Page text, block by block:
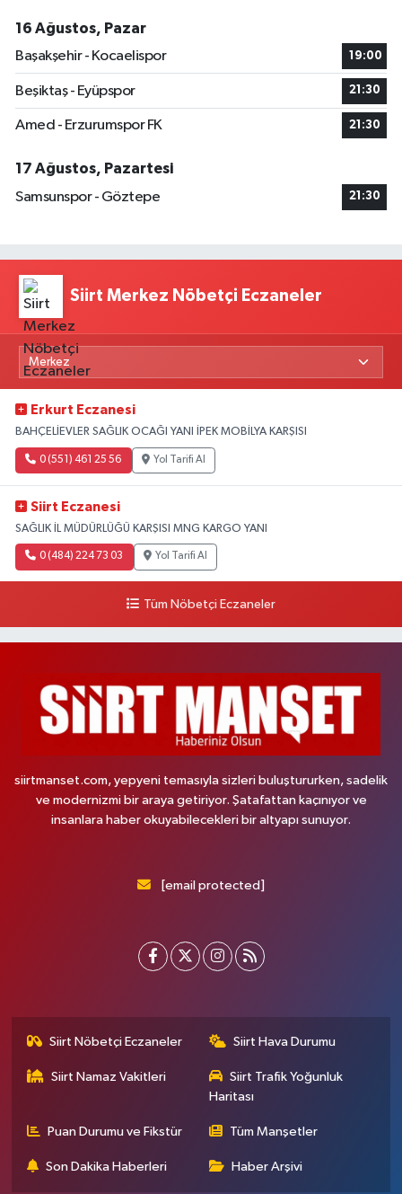
16 Ağustos, Pazar
Başakşehir - Kocaelispor
19:00
Beşiktaş - Eyüpspor 21:30
Amed - Erzurumspor FK 21:30
17 Ağustos, Pazartesi
Samsunspor - Göztepe
21:30
Siirt Merkez Nöbetçi Eczaneler
Erkurt Eczanesi
BAHÇELİEVLER SAĞLIK OCAĞI YANI İPEK MOBİLYA KARŞISI
0 (551) 461 25 56 Yol Tarifi Al
Siirt Eczanesi
SAĞLIK İL MÜDÜRLÜĞÜ KARŞISI MNG KARGO YANI
0 (484) 224 73 03 Yol Tarifi Al
Tüm Nöbetçi Eczaneler
siirtmanset.com, yepyeni temasıyla sizleri buluştururken, sadelik
ve modernizmi bir araya getiriyor. Şatafattan kaçınıyor ve
insanlara haber okuyabilecekleri bir altyapı sunuyor.
[email protected]
Siirt Nöbetçi Eczaneler Siirt Hava Durumu
Siirt Namaz Vakitleri
Siirt Trafik Yoğunluk
Haritası
Puan Durumu ve Fikstür Tüm Manşetler
Son Dakika Haberleri Haber Arşivi